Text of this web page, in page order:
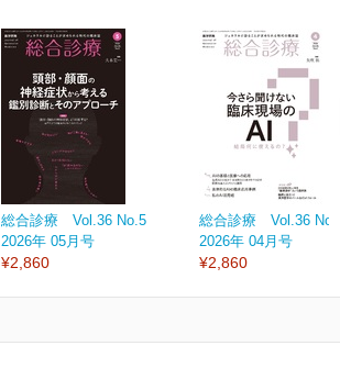
総合診療 Vol.36 No.5
2026年 05月号
¥2,860
総合診療 Vol.36 No.4
2026年 04月号
¥2,860